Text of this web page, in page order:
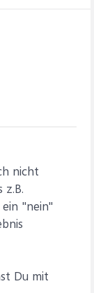
nicht
z.B.
ein "nein"
Du mit